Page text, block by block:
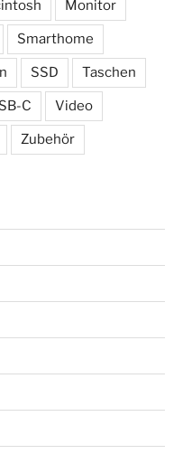
Monitor
Smarthome
SSD Taschen
C Video
Zubehör